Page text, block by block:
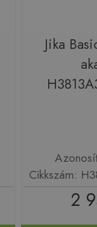
Jika
Cikkszám:
2